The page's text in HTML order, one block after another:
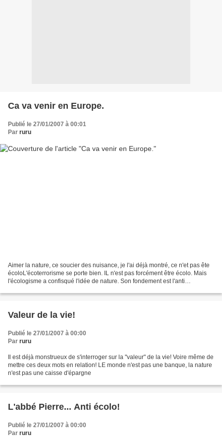
Ca va venir en Europe.
Publié le 27/01/2007 à 00:01
Par ruru
Aimer la nature, ce soucier des nuisance, je l'ai déjà montré, ce n'et pas ête
écoloL'écoterrorisme se porte bien. IL n'est pas forcément être écolo. Mais
l'écologisme a confisqué l'idée de nature. Son fondement est l'anti
Valeur de la vie!
Publié le 27/01/2007 à 00:00
Par ruru
Il est déjà monstrueux de s'interroger sur la "valeur" de la vie! Voire même de
mettre ces deux mots en relation! LE monde n'est pas une banque, la nature
n'est pas une caisse d'épargne
L'abbé Pierre... Anti écolo!
Publié le 27/01/2007 à 00:00
Par ruru